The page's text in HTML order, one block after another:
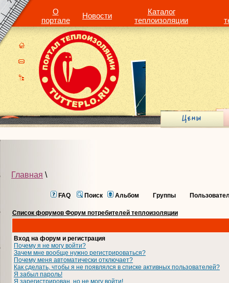
О
портале
Новости
Каталог
теплоизоляции
Главная \
FAQ Поиск Альбом Группы
Список форумов Форум потребителей теплоизоляции
Вход на форум и регистрация
Почему я не могу войти?
Зачем мне вообще нужно регистрироваться?
Почему меня автоматически отключает?
Как сделать, чтобы я не появлялся в списке активных пользователей?
Я забыл пароль!
Я зарегистрирован, но не могу войти!